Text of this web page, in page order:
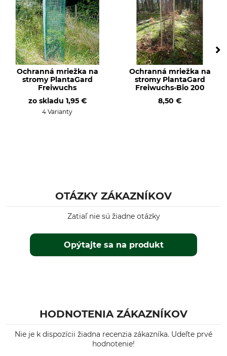
Ochranná mriežka na
stromy PlantaGard
Freiwuchs
zo skladu 1,95 €
4 Varianty
Ochranná mriežka na
stromy PlantaGard
Freiwuchs-Bio 200
8,50 €
OTÁZKY ZÁKAZNÍKOV
Opýtajte sa na produkt
Zatiaľ nie sú žiadne otázky
HODNOTENIA ZÁKAZNÍKOV
Nie je k dispozícii žiadna recenzia zákazníka. Udeľte prvé
hodnotenie!